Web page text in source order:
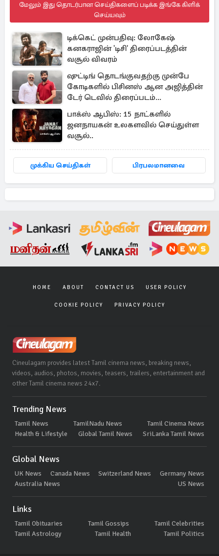
மேலும் இது தொடர்பான செய்திகளைப் படிக்க இங்கே கிளிக்
செய்யவும்
டிக்கெட் முன்பதிவு: லோகேஷ்
கனகராஜின் 'டிசி' திரைப்படத்தின்
வசூல் விவரம்
ஷுட்டிங் தொடங்குவதற்கு முன்பே
கோடிகளில் பிசினஸ் ஆன அஜித்தின்
டேர் டெவில் திரைப்படம்...
பாக்ஸ் ஆபிஸ்: 15 நாட்களில்
ஜனநாயகன் உலகளவில் செய்துள்ள
வசூல்..
முக்கிய செய்திகள் பிரபலமானவை
HOME ABOUT CONTACT US USER POLICY
COOKIE POLICY PRIVACY POLICY
Cineulagam provides latest Tamil cinema news, breaking news,
videos, audios, photos, movies, teasers, trailers, entertainment and
other Tamil cinema news 24x7.
Trending News
Tamil News TamilNadu News
Tamil Cinema News
Health & Lifestyle
Global Tamil News SriLanka Tamil News
Global News
UK News Canada News Switzerland News
Germany News
Australia News
US News
Links
Tamil Obituaries Tamil Gossips
Tamil Celebrities
Tamil Astrology
Tamil Health Tamil Politics